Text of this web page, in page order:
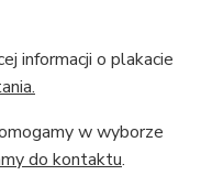
informacji o plakacie
w wyborze
do kontaktu.